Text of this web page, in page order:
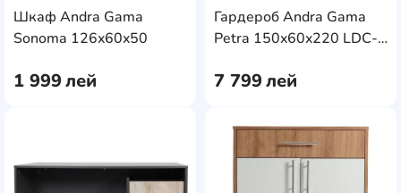
Шкаф Andra Gama
Sonoma 126x60x50
1 999лей
AddCardToCart
Гардероб Andra Gama
Petra 150x60x220 LDC-
7 799лей
AddCardToFavourite